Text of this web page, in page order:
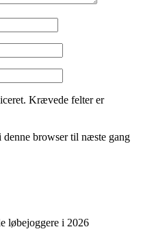
Krævede felter er
browser til næste gang
løbejoggere i 2026